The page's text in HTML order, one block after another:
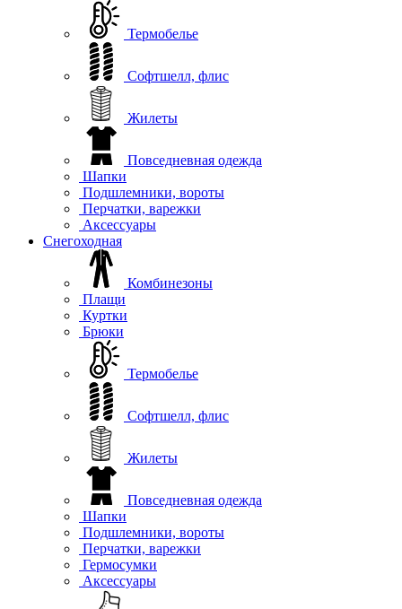
Термобелье
Софтшелл, флис
Жилеты
Повседневная одежда
Шапки
Подшлемники, вороты
Перчатки, варежки
Аксессуары
Снегоходная
Комбинезоны
Плащи
Куртки
Брюки
Термобелье
Софтшелл, флис
Жилеты
Повседневная одежда
Шапки
Подшлемники, вороты
Перчатки, варежки
Гермосумки
Аксессуары